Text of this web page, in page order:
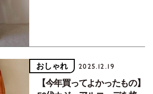
おしゃれ 2025.12.19
【今年買ってよかったもの】